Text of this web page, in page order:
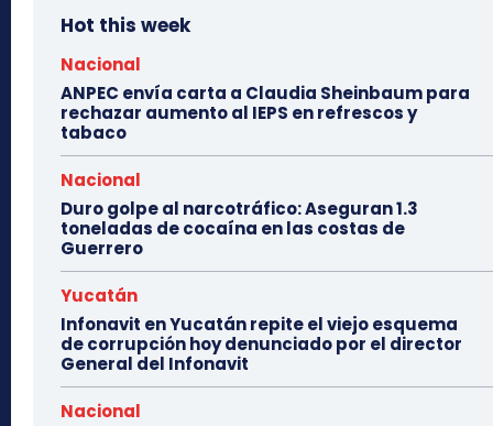
Hot this week
Nacional
ANPEC envía carta a Claudia Sheinbaum para
rechazar aumento al IEPS en refrescos y
tabaco
Nacional
Duro golpe al narcotráfico: Aseguran 1.3
toneladas de cocaína en las costas de
Guerrero
Yucatán
Infonavit en Yucatán repite el viejo esquema
de corrupción hoy denunciado por el director
General del Infonavit
Nacional